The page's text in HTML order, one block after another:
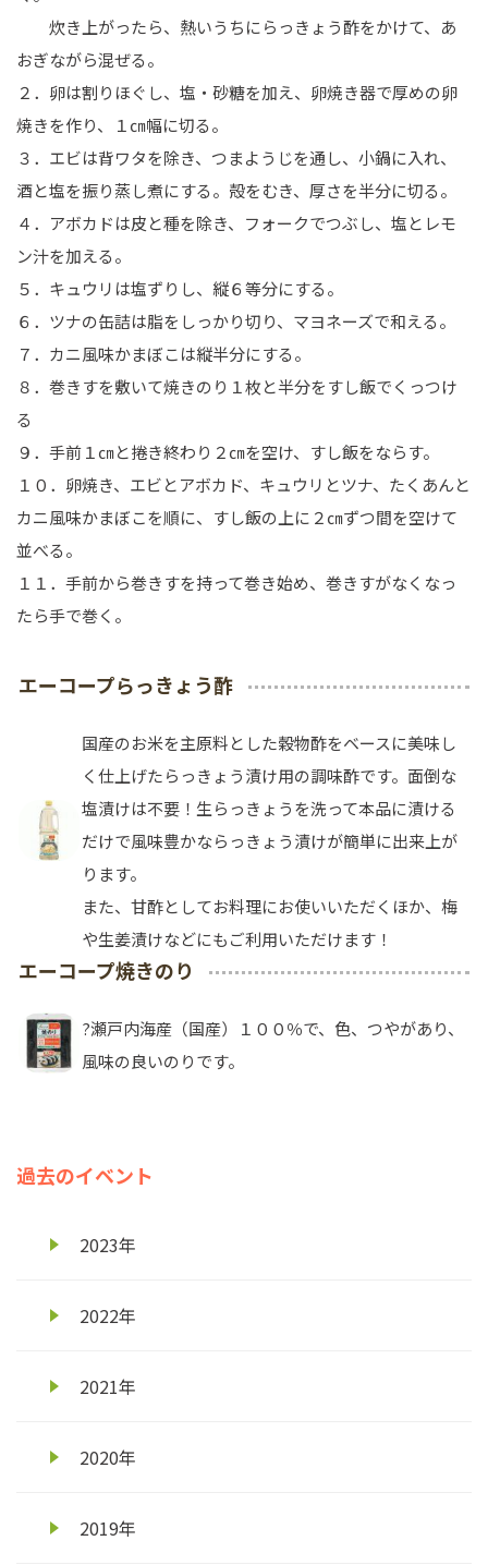
炊き上がったら、熱いうちにらっきょう酢をかけて、あ
おぎながら混ぜる。
２．卵は割りほぐし、塩・砂糖を加え、卵焼き器で厚めの卵
焼きを作り、１㎝幅に切る。
３．エビは背ワタを除き、つまようじを通し、小鍋に入れ、
酒と塩を振り蒸し煮にする。殻をむき、厚さを半分に切る。
４．アボカドは皮と種を除き、フォークでつぶし、塩とレモ
ン汁を加える。
５．キュウリは塩ずりし、縦６等分にする。
６．ツナの缶詰は脂をしっかり切り、マヨネーズで和える。
７．カニ風味かまぼこは縦半分にする。
８．巻きすを敷いて焼きのり１枚と半分をすし飯でくっつけ
る
９．手前１㎝と捲き終わり２㎝を空け、すし飯をならす。
１０．卵焼き、エビとアボカド、キュウリとツナ、たくあんと
カニ風味かまぼこを順に、すし飯の上に２㎝ずつ間を空けて
並べる。
１１．手前から巻きすを持って巻き始め、巻きすがなくなっ
たら手で巻く。
エーコープらっきょう酢
国産のお米を主原料とした穀物酢をベースに美味し
く仕上げたらっきょう漬け用の調味酢です。面倒な
塩漬けは不要！生らっきょうを洗って本品に漬ける
だけで風味豊かならっきょう漬けが簡単に出来上が
ります。
また、甘酢としてお料理にお使いいただくほか、梅
や生姜漬けなどにもご利用いただけます！
エーコープ焼きのり
?瀬戸内海産（国産）１００％で、色、つやがあり、
風味の良いのりです。
過去のイベント
2023年
2022年
2021年
2020年
2019年